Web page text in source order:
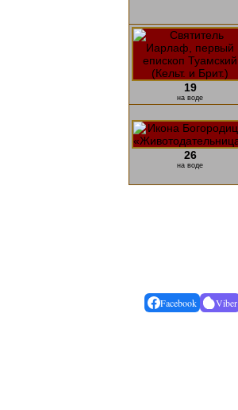
19
на воде
26
на воде
Facebook Viber